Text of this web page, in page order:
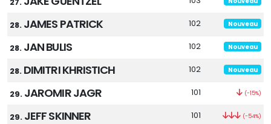
28. JAMES PATRICK 102 Nouveau
28. JAN BULIS 102 Nouveau
28. DIMITRI KHRISTICH 102 Nouveau
29. JAROMIR JAGR 101 (-15%)
29. JEFF SKINNER 101 (-54%)